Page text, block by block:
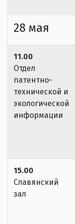
28 мая
11.00
Отдел
патентно-
технической и
экологической
информации
15.00
Славянский
зал